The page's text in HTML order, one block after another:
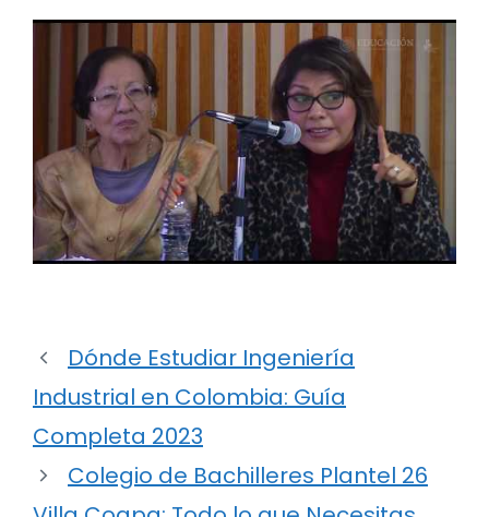
Dónde Estudiar Ingeniería
Industrial en Colombia: Guía
Completa 2023
Colegio de Bachilleres Plantel 26